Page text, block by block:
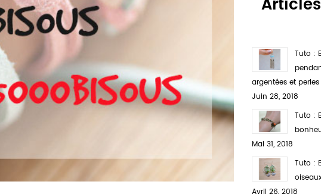
Tuto :
argentées et
Juin 28, 2018
Tuto :
Mai 31, 2018
Tuto :